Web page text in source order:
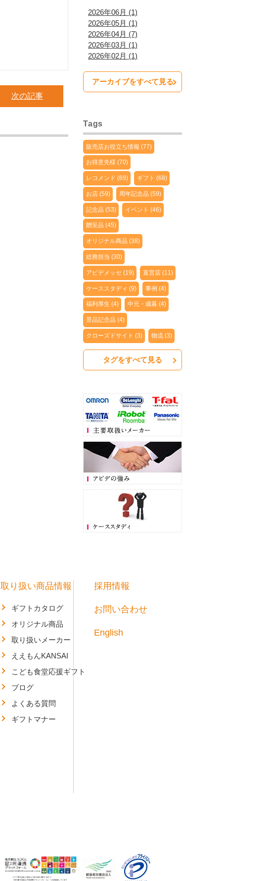
次の記事
2026年06月 (1)
2026年05月 (1)
2026年04月 (7)
2026年03月 (1)
2026年02月 (1)
アーカイブをすべて見る
Tags
販売店お役立ち情報 (77)
お得意先様 (70)
レコメンド (69) ギフト (68)
お店 (59) 周年記念品 (59)
記念品 (53) イベント (46)
贈呈品 (45)
オリジナル商品 (38)
総務担当 (30)
アピデメッセ (19) 直営店 (11)
ケーススタディ (9) 事例 (4)
福利厚生 (4) 中元・歳暮 (4)
景品記念品 (4)
クローズドサイト (3) 物流 (3)
タグをすべて見る
取り扱い商品情報
ギフトカタログ
オリジナル商品
取り扱いメーカー
ええもんKANSAI
こども食堂応援ギフト
ブログ
よくある質問
ギフトマナー
採用情報
お問い合わせ
English